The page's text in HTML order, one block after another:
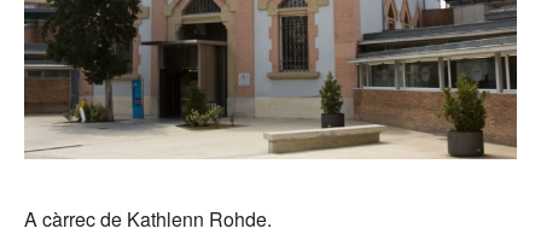
A càrrec de Kathlenn Rohde.